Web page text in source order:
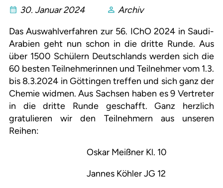
30. Januar 2024
Archiv
Das Auswahlverfahren zur 56. IChO 2024 in Saudi-
Arabien geht nun schon in die dritte Runde. Aus
über 1500 Schülern Deutschlands werden sich die
60 besten Teilnehmerinnen und Teilnehmer vom 1.3.
bis 8.3.2024 in Göttingen treffen und sich ganz der
Chemie widmen. Aus Sachsen haben es 9 Vertreter
in die dritte Runde geschafft. Ganz herzlich
gratulieren wir den Teilnehmern aus unseren
Reihen:
Oskar Meißner Kl. 10
Jannes Köhler JG 12